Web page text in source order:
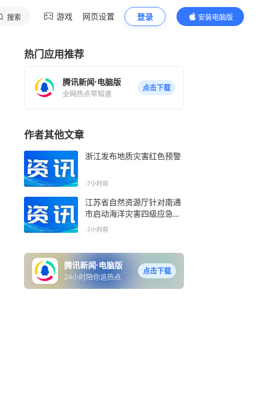
搜索 游戏 网页设置 登录
安装电脑版
内容更精彩
热门应用推荐
腾讯新闻·电脑版
全网热点早知道
点击下载
作者其他文章
浙江发布地质灾害红色预警
-7小时前
江苏省自然资源厅针对南通
市启动海洋灾害四级应急响
应
-7小时前
腾讯新闻·电脑版
24小时陪你追热点
点击下载